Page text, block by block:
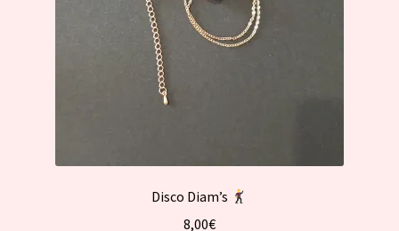
Disco Diam’s
8,00€